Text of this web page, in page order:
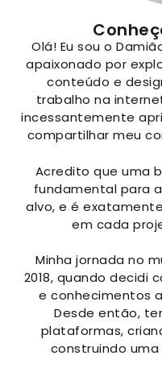
Olá! Eu sou o
apaixonado por
conteúdo e
trabalho na
incessantemente
compartilhar meu
Acredito que uma
fundamental para
alvo, e é
em cada
Minha jornada no
2018, quando decidi
e conhecimentos
Desde então,
plataformas,
construindo